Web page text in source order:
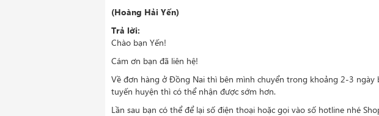
(Hoàng Hải Yến)
Trả lời:
Chào bạn Yến!
Cám ơn bạn đã liên hệ!
Về đơn hàng ở Đồng Nai thì bên mình chuyển trong khoảng 2-3
tuyến huyện thì có thể nhận được sớm hơn.
Lần sau bạn có thể để lại số điện thoại hoặc gọi vào số hotline nhé